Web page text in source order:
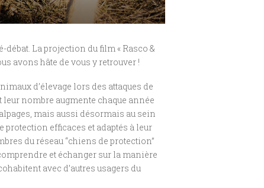
La projection du film « Rasco &
avons hâte de vous y retrouver !
d’élevage lors des attaques de
leur nombre augmente chaque année
mais aussi désormais au sein
efficaces et adaptés à leur
du réseau “chiens de protection”
et échanger sur la manière
avec d’autres usagers du